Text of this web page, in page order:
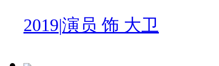
2019|演员 饰 大卫